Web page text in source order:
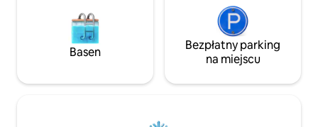
Basen
Bezpłatny parking
na miejscu